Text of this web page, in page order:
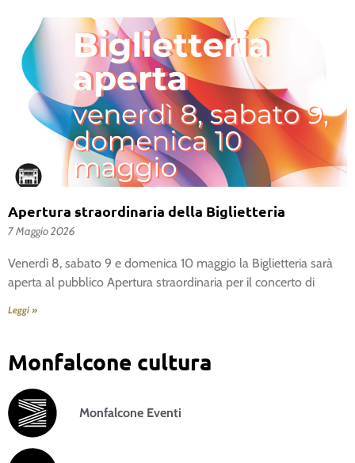
Apertura straordinaria della Biglietteria
7 Maggio 2026
Venerdì 8, sabato 9 e domenica 10 maggio la Biglietteria sarà
aperta al pubblico Apertura straordinaria per il concerto di
Leggi »
Monfalcone cultura
Monfalcone Eventi